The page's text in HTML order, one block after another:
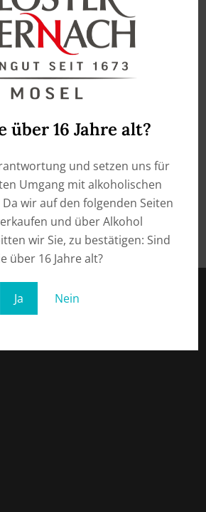
über 16 Jahre alt?
und setzen uns für
Umgang mit alkoholischen
wir auf den folgenden Seiten
und über Alkohol
wir Sie, zu bestätigen: Sind
über 16 Jahre alt?
Ja Nein
und